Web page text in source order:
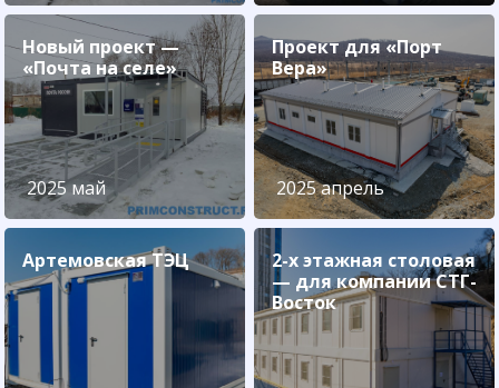
Новый проект —
«Почта на селе»
2025 май
Проект для «Порт
Вера»
2025 апрель
Артемовская ТЭЦ
2-х этажная столовая
— для компании СТГ-
Восток